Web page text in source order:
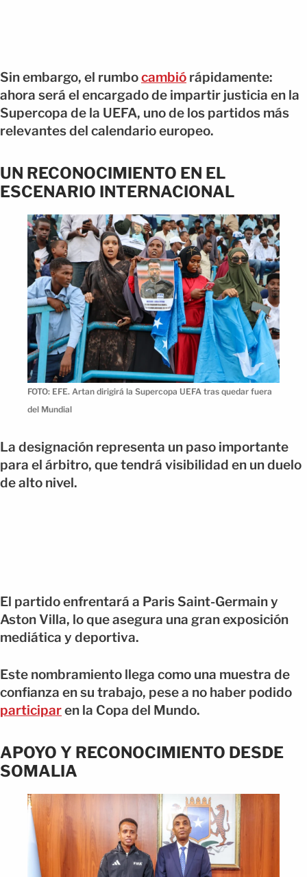
Sin embargo, el rumbocambió rápidamente:
ahora será el encargado de impartir justicia en la
Supercopa de la UEFA, uno de los partidos más
relevantes del calendario europeo.
UN RECONOCIMIENTO EN EL
ESCENARIO INTERNACIONAL
FOTO: EFE. Artan dirigirá la Supercopa UEFA tras quedar fuera
del Mundial
La designación representa un paso importante
para el árbitro, que tendrá visibilidad en un duelo
de alto nivel.
El partido enfrentará a Paris Saint-Germain y
Aston Villa, lo que asegura una gran exposición
mediática y deportiva.
Este nombramiento llega como una muestra de
confianza en su trabajo, pese a no haber podido
participaren la Copa del Mundo.
APOYO Y RECONOCIMIENTO DESDE
SOMALIA